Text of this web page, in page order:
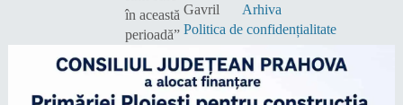
Arhiva
Politica de confidențialitate